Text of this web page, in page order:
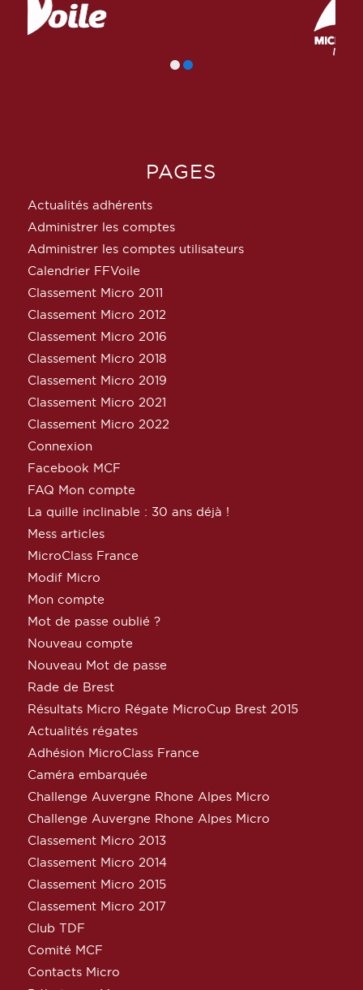
PAGES
Actualités adhérents
Administrer les comptes
Administrer les comptes utilisateurs
Calendrier FFVoile
Classement Micro 2011
Classement Micro 2012
Classement Micro 2016
Classement Micro 2018
Classement Micro 2019
Classement Micro 2021
Classement Micro 2022
Connexion
Facebook MCF
FAQ Mon compte
La quille inclinable : 30 ans déjà !
Mess articles
MicroClass France
Modif Micro
Mon compte
Mot de passe oublié ?
Nouveau compte
Nouveau Mot de passe
Rade de Brest
Résultats Micro Régate MicroCup Brest 2015
Actualités régates
Adhésion MicroClass France
Caméra embarquée
Challenge Auvergne Rhone Alpes Micro
Challenge Auvergne Rhone Alpes Micro
Classement Micro 2013
Classement Micro 2014
Classement Micro 2015
Classement Micro 2017
Club TDF
Comité MCF
Contacts Micro